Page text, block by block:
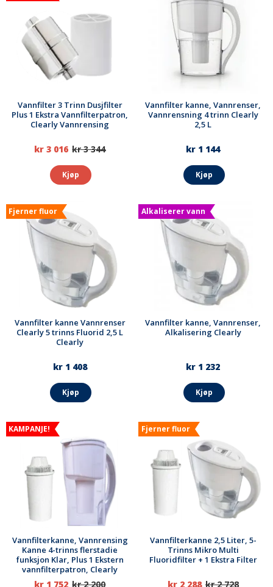
Vannfilter 3 Trinn Dusjfilter
Plus 1 Ekstra Vannfilterpatron,
Clearly Vannrensing
kr 3 016 kr 3 344
Kjøp
Vannfilter kanne, Vannrenser,
Vannrensning 4 trinn Clearly
2,5 L
kr 1 144
Kjøp
Fjerner fluor
Vannfilter kanne Vannrenser
Clearly 5 trinns Fluorid 2,5 L
Clearly
kr 1 408
Kjøp
Alkaliserer vann
Vannfilter kanne, Vannrenser,
Alkalisering Clearly
kr 1 232
Kjøp
KAMPANJE!
Vannfilterkanne, Vannrensing
Kanne 4-trinns flerstadie
funksjon Klar, Plus 1 Ekstern
vannfilterpatron, Clearly
kr 1 752 kr 2 200
Fjerner fluor
Vannfilterkanne 2,5 Liter, 5-
Trinns Mikro Multi
Fluoridfilter + 1 Ekstra Filter
kr 2 288 kr 2 728